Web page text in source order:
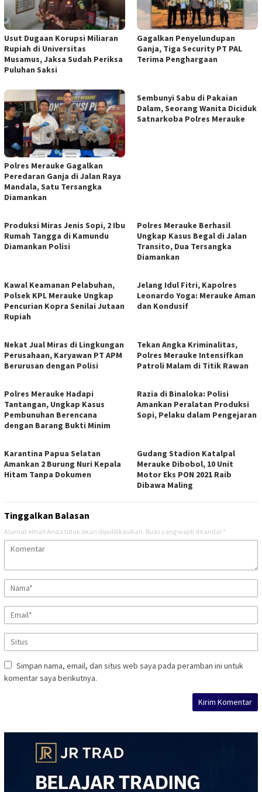
Usut Dugaan Korupsi Miliaran
Rupiah di Universitas
Musamus, Jaksa Sudah Periksa
Puluhan Saksi
Gagalkan Penyelundupan
Ganja, Tiga Security PT PAL
Terima Penghargaan
​Polres Merauke Gagalkan
Peredaran Ganja di Jalan Raya
Mandala, Satu Tersangka
Diamankan
Sembunyi Sabu di Pakaian
Dalam, Seorang Wanita Diciduk
Satnarkoba Polres Merauke
Produksi Miras Jenis Sopi, 2 Ibu
Rumah Tangga di Kamundu
Diamankan Polisi
Polres Merauke Berhasil
Ungkap Kasus Begal di Jalan
Transito, Dua Tersangka
Diamankan
Kawal Keamanan Pelabuhan,
Polsek KPL Merauke Ungkap
Pencurian Kopra Senilai Jutaan
Rupiah
Jelang Idul Fitri, Kapolres
Leonardo Yoga: Merauke Aman
dan Kondusif
Nekat Jual Miras di Lingkungan
Perusahaan, Karyawan PT APM
Berurusan dengan Polisi
Tekan Angka Kriminalitas,
Polres Merauke Intensifkan
Patroli Malam di Titik Rawan
Polres Merauke Hadapi
Tantangan, Ungkap Kasus
Pembunuhan Berencana
dengan Barang Bukti Minim
Razia di Binaloka: Polisi
Amankan Peralatan Produksi
Sopi, Pelaku dalam Pengejaran
Karantina Papua Selatan
Amankan 2 Burung Nuri Kepala
Hitam Tanpa Dokumen
Gudang Stadion Katalpal
Merauke Dibobol, 10 Unit
Motor Eks PON 2021 Raib
Dibawa Maling
Tinggalkan Balasan
Alamat email Anda tidak akan dipublikasikan. Ruas yang wajib ditandai *
Simpan nama, email, dan situs web saya pada peramban ini untuk
komentar saya berikutnya.